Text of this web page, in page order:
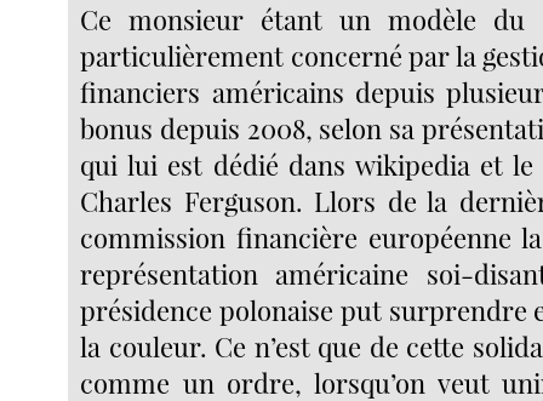
Ce monsieur étant un modèle du
particulièrement concerné par la
financiers américains depuis
bonus depuis 2008, selon sa
qui lui est dédié dans wikipedia et
Charles Ferguson. Llors de la
commission financière européenne
représentation américaine soi-
présidence polonaise put surprendre
la couleur. Ce n’est que de cette
comme un ordre, lorsqu’on veut